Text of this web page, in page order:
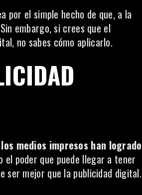
por el simple hecho de que, a la
Sin embargo, si crees que el
no sabes cómo aplicarlo.
los medios impresos han logrado
poder que puede llegar a tener
ser mejor que la publicidad digital.